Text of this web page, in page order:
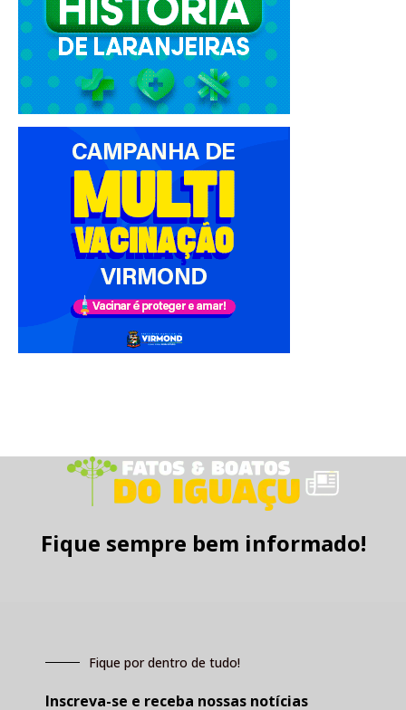
Fique sempre bem informado!
Fique por dentro de tudo!
Inscreva-se e receba nossas notícias